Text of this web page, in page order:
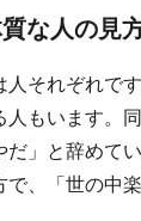
な人の見
それぞれで
もいます。
」と辞めて
、「世の中